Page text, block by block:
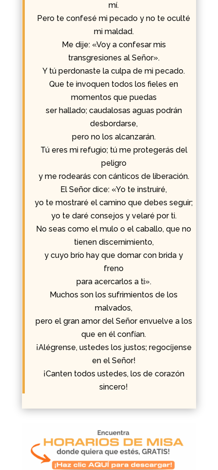
mí.
Pero te confesé mi pecado y no te oculté
mi maldad.
Me dije: «Voy a confesar mis
transgresiones al Señor».
Y tú perdonaste la culpa de mi pecado.
Que te invoquen todos los fieles en
momentos que puedas
ser hallado; caudalosas aguas podrán
desbordarse,
pero no los alcanzarán.
Tú eres mi refugio; tú me protegerás del
peligro
y me rodearás con cánticos de liberación.
El Señor dice: «Yo te instruiré,
yo te mostraré el camino que debes seguir;
yo te daré consejos y velaré por ti.
No seas como el mulo o el caballo, que no
tienen discernimiento,
y cuyo brío hay que domar con brida y
freno
para acercarlos a ti».
Muchos son los sufrimientos de los
malvados,
pero el gran amor del Señor envuelve a los
que en él confían.
¡Alégrense, ustedes los justos; regocíjense
en el Señor!
¡Canten todos ustedes, los de corazón
sincero!